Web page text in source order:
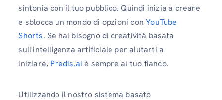
sintonia con il tuo pubblico. Quindi inizia a creare
e sblocca un mondo di opzioni conYouTube
Shorts. Se hai bisogno di creatività basata
sull'intelligenza artificiale per aiutarti a
iniziare, Predis.ai è sempre al tuo fianco.
Utilizzando il nostro sistema basato